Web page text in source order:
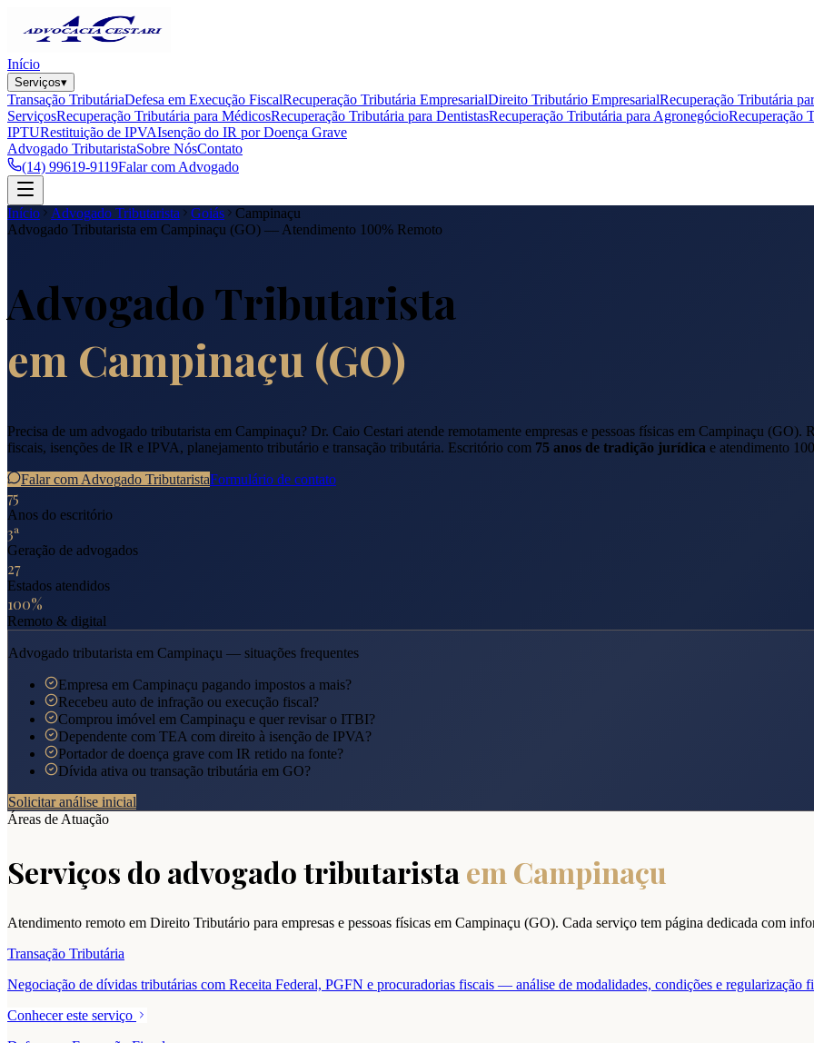
Início
Serviços▾
Transação TributáriaDefesa em Execução FiscalRecuperação Tributária EmpresarialDireito Tributário EmpresarialRecuperação Tributária
ServiçosRecuperação Tributária para MédicosRecuperação Tributária para DentistasRecuperação Tributária para AgronegócioRecuperação
IPTURestituição de IPVAIsenção do IR por Doença Grave
Advogado TributaristaSobre NósContato
(14) 99619-9119Falar com Advogado
Início Advogado Tributarista Goiás
Campinaçu
Advogado Tributarista em Campinaçu (GO) — Atendimento 100% Remoto
Advogado Tributarista
em Campinaçu (GO)
Precisa de um advogado tributarista em Campinaçu? Dr. Caio Cestari atende remotamente empresas e pessoas físicas em Campinaçu (GO).
fiscais, isenções de IR e IPVA, planejamento tributário e transação tributária. Escritório com 75 anos de tradição jurídica e atendimento
Falar com Advogado TributaristaFormulário de contato
75
Anos do escritório
3ª
Geração de advogados
27
Estados atendidos
100%
Remoto & digital
Advogado tributarista em Campinaçu — situações frequentes
Empresa em Campinaçu pagando impostos a mais?
Recebeu auto de infração ou execução fiscal?
Comprou imóvel em Campinaçu e quer revisar o ITBI?
Dependente com TEA com direito à isenção de IPVA?
Portador de doença grave com IR retido na fonte?
Dívida ativa ou transação tributária em GO?
Solicitar análise inicial
Áreas de Atuação
Serviços do advogado tributaristaem Campinaçu
Atendimento remoto em Direito Tributário para empresas e pessoas físicas em Campinaçu (GO). Cada serviço tem página dedicada com
Transação Tributária
Negociação de dívidas tributárias com Receita Federal, PGFN e procuradorias fiscais — análise de modalidades, condições e regularização
Conhecer este serviço